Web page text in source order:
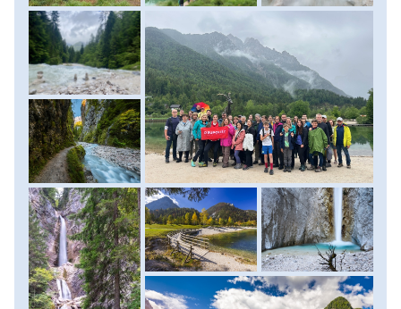
keressük fel. Innen ered a Száva egyik ága, a Sava Dolinka.
Jól kiépített tanösvény vezet a varázslatos tavacskához,
melyből a hatalmas ormok tükörképei integetnek vissza. A
fotószünet után élményekkel megtelve indulunk közeli
szállásunkra. A szobák elfoglalása után azokkal, akiknek
még lesz kedve és lendülete, gyalogosan indulunk el a
Jasna-tó partjára, mely egy könnyed 20 perces sétával
elérhető. A tó partján felkeressük a rendkívül népszerű
fotóhelyet, a mitikus kecskebak, Zlatorog szobrát. Az est
hátralévő részében tartunk ismerkedési estet, vacsorázni a
szálláshelyen, illetve közeli éttermekben lesz lehetőség.
Szállás: szálloda. (Túra: Martuljek, 5,5 km, kb 2 óra. Szint
250m)